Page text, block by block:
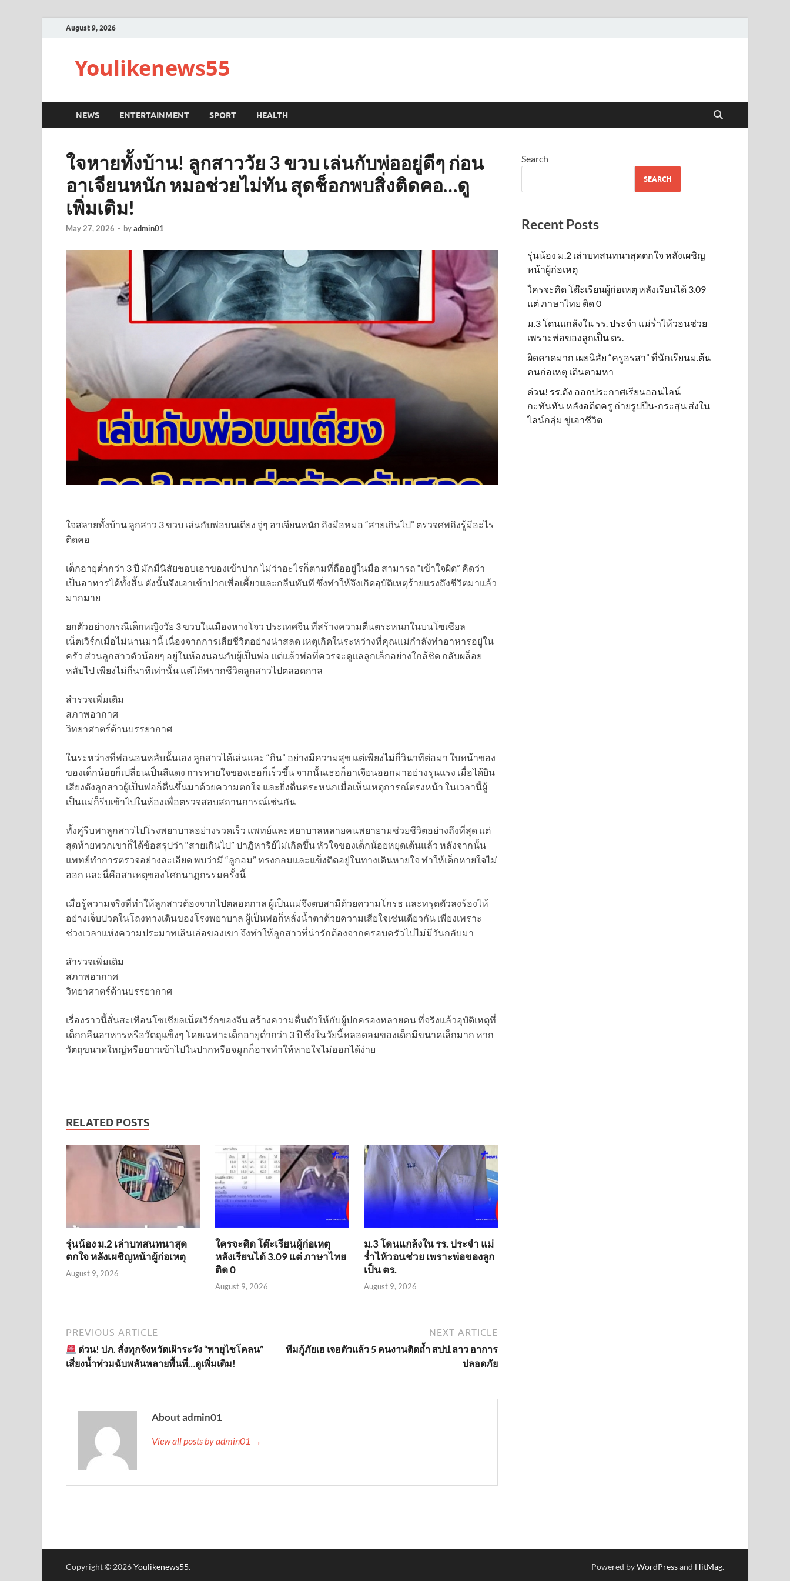
August 9, 2026
Youlikenews55
NEWS ENTERTAINMENT SPORT HEALTH
ใจหายทั้งบ้าน! ลูกสาววัย 3 ขวบ เล่นกับพ่ออยู่ดีๆ ก่อน
อาเจียนหนัก หมอช่วยไม่ทัน สุดช็อกพบสิ่งติดคอ…ดู
เพิ่มเติม!
May 27, 2026 - byadmin01
ใจสลายทั้งบ้าน ลูกสาว 3 ขวบ เล่นกับพ่อบนเตียง จู่ๆ อาเจียนหนัก ถึงมือหมอ “สายเกินไป” ตรวจศพถึงรู้มีอะไร
ติดคอ
เด็กอายุต่ำกว่า 3 ปี มักมีนิสัยชอบเอาของเข้าปาก ไม่ว่าอะไรก็ตามที่ถืออยู่ในมือ สามารถ “เข้าใจผิด” คิดว่า
เป็นอาหารได้ทั้งสิ้น ดังนั้นจึงเอาเข้าปากเพื่อเคี้ยวและกลืนทันที ซึ่งทำให้จึงเกิดอุบัติเหตุร้ายแรงถึงชีวิตมาแล้ว
มากมาย
ยกตัวอย่างกรณีเด็กหญิงวัย 3 ขวบในเมืองหางโจว ประเทศจีน ที่สร้างความตื่นตระหนกในบนโซเชียล
เน็ตเวิร์กเมื่อไม่นานมานี้ เนื่องจากการเสียชีวิตอย่างน่าสลด เหตุเกิดในระหว่างที่คุณแม่กำลังทำอาหารอยู่ใน
ครัว ส่วนลูกสาวตัวน้อยๆ อยู่ในห้องนอนกับผู้เป็นพ่อ แต่แล้วพ่อที่ควรจะดูแลลูกเล็กอย่างใกล้ชิด กลับผล็อย
หลับไป เพียงไม่กี่นาทีเท่านั้น แต่ได้พรากชีวิตลูกสาวไปตลอดกาล
สำรวจเพิ่มเติม
สภาพอากาศ
วิทยาศาตร์ด้านบรรยากาศ
ในระหว่างที่พ่อนอนหลับนั้นเอง ลูกสาวได้เล่นและ “กิน” อย่างมีความสุข แต่เพียงไม่กี่วินาทีต่อมา ใบหน้าของ
ของเด็กน้อยก็เปลี่ยนเป็นสีแดง การหายใจของเธอก็เร็วขึ้น จากนั้นเธอก็อาเจียนออกมาอย่างรุนแรง เมื่อได้ยิน
เสียงดังลูกสาวผู้เป็นพ่อก็ตื่นขึ้นมาด้วยความตกใจ และยิ่งตื่นตระหนกเมื่อเห็นเหตุการณ์ตรงหน้า ในเวลานี้ผู้
เป็นแม่ก็รีบเข้าไปในห้องเพื่อตรวจสอบสถานการณ์เช่นกัน
ทั้งคู่รีบพาลูกสาวไปโรงพยาบาลอย่างรวดเร็ว แพทย์และพยาบาลหลายคนพยายามช่วยชีวิตอย่างถึงที่สุด แต่
สุดท้ายพวกเขาก็ได้ข้อสรุปว่า “สายเกินไป” ปาฏิหาริย์ไม่เกิดขึ้น หัวใจของเด็กน้อยหยุดเต้นแล้ว หลังจากนั้น
แพทย์ทำการตรวจอย่างละเอียด พบว่ามี “ลูกอม” ทรงกลมและแข็งติดอยู่ในทางเดินหายใจ ทำให้เด็กหายใจไม่
ออก และนี่คือสาเหตุของโศกนาฏกรรมครั้งนี้
เมื่อรู้ความจริงที่ทำให้ลูกสาวต้องจากไปตลอดกาล ผู้เป็นแม่จึงตบสามีด้วยความโกรธ และทรุดตัวลงร้องไห้
อย่างเจ็บปวดในโถงทางเดินของโรงพยาบาล ผู้เป็นพ่อก็หลั่งน้ำตาด้วยความเสียใจเช่นเดียวกัน เพียงเพราะ
ช่วงเวลาแห่งความประมาทเลินเล่อของเขา จึงทำให้ลูกสาวที่น่ารักต้องจากครอบครัวไปไม่มีวันกลับมา
สำรวจเพิ่มเติม
สภาพอากาศ
วิทยาศาตร์ด้านบรรยากาศ
เรื่องราวนี้สั่นสะเทือนโซเชียลเน็ตเวิร์กของจีน สร้างความตื่นตัวให้กับผู้ปกครองหลายคน ที่จริงแล้วอุบัติเหตุที่
เด็กกลืนอาหารหรือวัตถุแข็งๆ โดยเฉพาะเด็กอายุต่ำกว่า 3 ปี ซึ่งในวัยนี้หลอดลมของเด็กมีขนาดเล็กมาก หาก
วัตถุขนาดใหญ่หรือยาวเข้าไปในปากหรือจมูกก็อาจทำให้หายใจไม่ออกได้ง่าย
RELATED POSTS
รุ่นน้อง ม.2 เล่าบทสนทนาสุด
ตกใจ หลังเผชิญหน้าผู้ก่อเหตุ
August 9, 2026
ใครจะคิด โต๊ะเรียนผู้ก่อเหตุ
หลังเรียนได้ 3.09 แต่ ภาษาไทย
ติด 0
August 9, 2026
ม.3 โดนแกล้งใน รร. ประจำ แม่
ร่ำไห้วอนช่วย เพราะพ่อของลูก
เป็น ตร.
August 9, 2026
PREVIOUS ARTICLE
ด่วน! ปภ. สั่งทุกจังหวัดเฝ้าระวัง “พายุไซโคลน”
เสี่ยงน้ำท่วมฉับพลันหลายพื้นที่…ดูเพิ่มเติม!
NEXT ARTICLE
ทีมกู้ภัยเฮ เจอตัวแล้ว 5 คนงานติดถ้ำ สปป.ลาว อาการ
ปลอดภัย
About admin01
View all posts by admin01 →
Search
SEARCH
Recent Posts
รุ่นน้อง ม.2 เล่าบทสนทนาสุดตกใจ หลังเผชิญ
หน้าผู้ก่อเหตุ
ใครจะคิด โต๊ะเรียนผู้ก่อเหตุ หลังเรียนได้ 3.09
แต่ ภาษาไทย ติด 0
ม.3 โดนแกล้งใน รร. ประจำ แม่ร่ำไห้วอนช่วย
เพราะพ่อของลูกเป็น ตร.
ผิดคาดมาก เผยนิสัย “ครูอรสา” ที่นักเรียนม.ต้น
คนก่อเหตุ เดินตามหา
ด่วน! รร.ดัง ออกประกาศเรียนออนไลน์
กะทันหัน หลังอดีตครู ถ่ายรูปปืน-กระสุน ส่งใน
ไลน์กลุ่ม ขู่เอาชีวิต
Copyright © 2026Youlikenews55. Powered byWordPressand HitMag.